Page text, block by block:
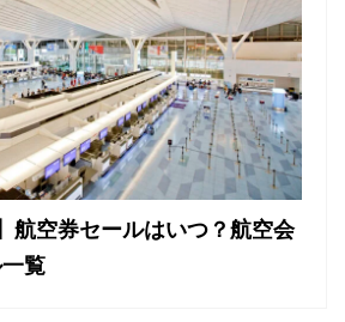
航空券セールはいつ？航空会
覧